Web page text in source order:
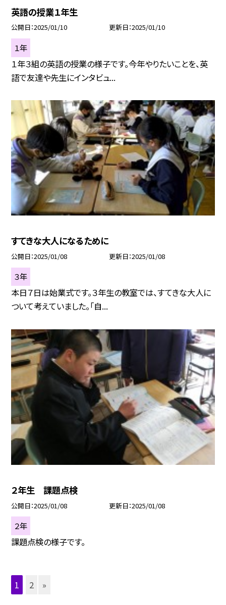
英語の授業１年生
公開日 2025/01/10 更新日 2025/01/10
１年
１年３組の英語の授業の様子です。今年やりたいことを、英
語で友達や先生にインタビュ...
すてきな大人になるために
公開日 2025/01/08 更新日 2025/01/08
３年
本日７日は始業式です。３年生の教室では、すてきな大人に
ついて考えていました。「自...
２年生 課題点検
公開日 2025/01/08 更新日 2025/01/08
２年
課題点検の様子です。
1 2 »